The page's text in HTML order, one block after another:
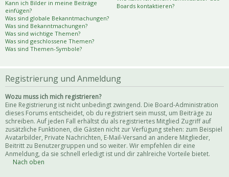
Kann ich Bilder in meine Beiträge
einfügen?
Was sind globale Bekanntmachungen?
Was sind Bekanntmachungen?
Was sind wichtige Themen?
Was sind geschlossene Themen?
Was sind Themen-Symbole?
Boards kontaktieren?
Registrierung und Anmeldung
Wozu muss ich mich registrieren?
Eine Registrierung ist nicht unbedingt zwingend. Die Board-Administration
dieses Forums entscheidet, ob du registriert sein musst, um Beiträge zu
schreiben. Auf jeden Fall erhältst du als registriertes Mitglied Zugriff auf
zusätzliche Funktionen, die Gästen nicht zur Verfügung stehen: zum Beispiel
Avatarbilder, Private Nachrichten, E-Mail-Versand an andere Mitglieder,
Beitritt zu Benutzergruppen und so weiter. Wir empfehlen dir eine
Anmeldung, da sie schnell erledigt ist und dir zahlreiche Vorteile bietet.
Nach oben